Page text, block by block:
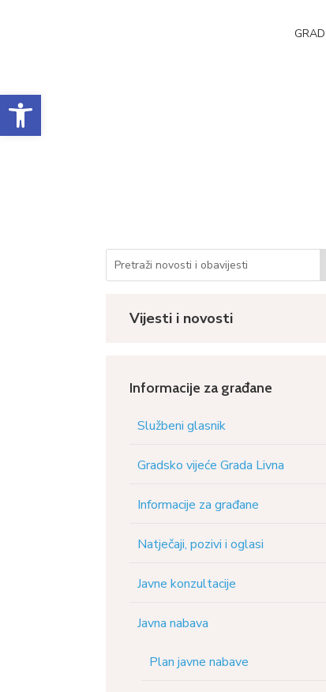
Open toolbar
Vijesti i novosti
Informacije za građane
Službeni glasnik
Gradsko vijeće Grada Livna
Informacije za građane
Natječaji, pozivi i oglasi
Javne konzultacije
Javna nabava
Plan javne nabave